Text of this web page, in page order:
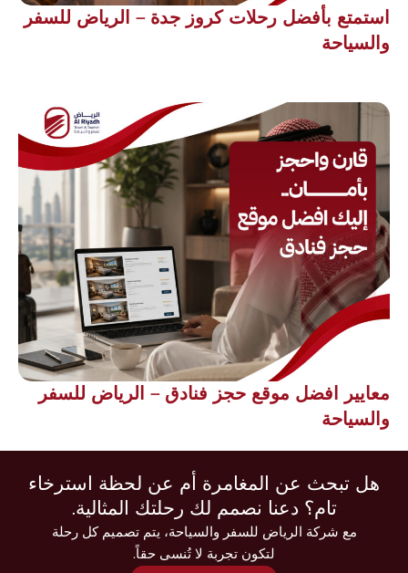
استمتع بأفضل رحلات كروز جدة – الرياض للسفر
والسياحة
معايير افضل موقع حجز فنادق – الرياض للسفر
والسياحة
هل تبحث عن المغامرة أم عن لحظة استرخاء
تام؟ دعنا نصمم لك رحلتك المثالية.
مع شركة الرياض للسفر والسياحة، يتم تصميم كل رحلة
لتكون تجربة لا تُنسى حقاً.